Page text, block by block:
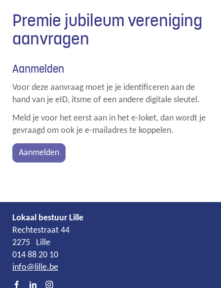
scroll
links
Premie jubileum vereniging
aanvragen
Aanmelden
Voor deze aanvraag moet je je identificeren aan de
hand van je eID, itsme of een andere digitale sleutel.
Meld je voor het eerst aan in het e-loket, dan wordt je
gevraagd om ook je e-mailadres te koppelen.
Aanmelden
Lokaal bestuur Lille
Adres
Rechtestraat 44
2275
Lille
Tel.
014 88 20 10
E-
mail
info@lille.be